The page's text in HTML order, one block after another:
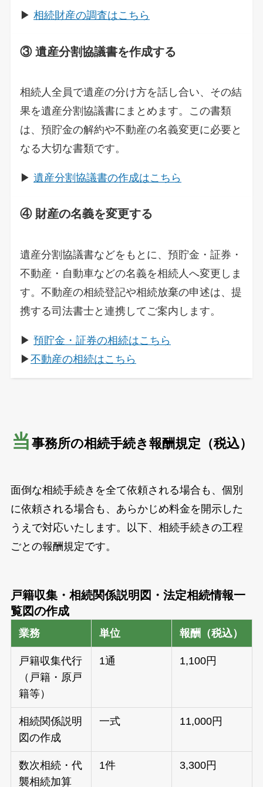
▶相続財産の調査はこちら
③ 遺産分割協議書を作成する
相続人全員で遺産の分け方を話し合い、その結
果を遺産分割協議書にまとめます。この書類
は、預貯金の解約や不動産の名義変更に必要と
なる大切な書類です。
▶遺産分割協議書の作成はこちら
④ 財産の名義を変更する
遺産分割協議書などをもとに、預貯金・証券・
不動産・自動車などの名義を相続人へ変更しま
す。不動産の相続登記や相続放棄の申述は、提
携する司法書士と連携してご案内します。
▶預貯金・証券の相続はこちら
▶不動産の相続はこちら
当 事務所の相続手続き報酬規定（税込）
面倒な相続手続きを全て依頼される場合も、個別
に依頼される場合も、あらかじめ料金を開示した
うえで対応いたします。以下、相続手続きの工程
ごとの報酬規定です。
戸籍収集・相続関係説明図・法定相続情報一
覧図の作成
業務 単位 報酬（税込）
戸籍収集代行
（戸籍・原戸
籍等）
1通 1,100円
相続関係説明
図の作成
一式 11,000円
数次相続・代
襲相続加算
1件 3,300円